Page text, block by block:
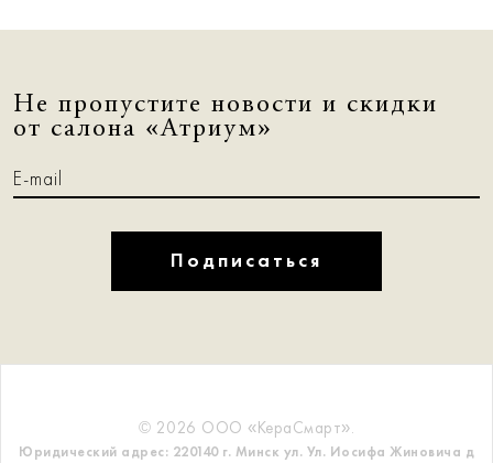
Не пропустите новости и скидки
от салона «Атриум»
Подписаться
© 2026 ООО «КераСмарт».
Юридический адрес: 220140 г. Минск ул. Ул. Иосифа Жиновича д